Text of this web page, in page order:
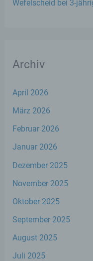
Wefelscheid bei 3-
Archiv
April 2026
März 2026
Februar 2026
Januar 2026
Dezember 2025
November 2025
Oktober 2025
September 2025
August 2025
Juli 2025
natürlichen
juristische
oder andere
gemeinsam
und Mittel
Sind die
das Recht
Unionsrecht